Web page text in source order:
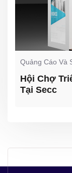
Quảng Cáo Và
Hội Chợ
Tại Secc